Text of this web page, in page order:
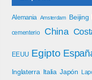
Alemania Amsterdam Beijing
cementerio China
EEUU Egipto
Inglaterra Italia Japón